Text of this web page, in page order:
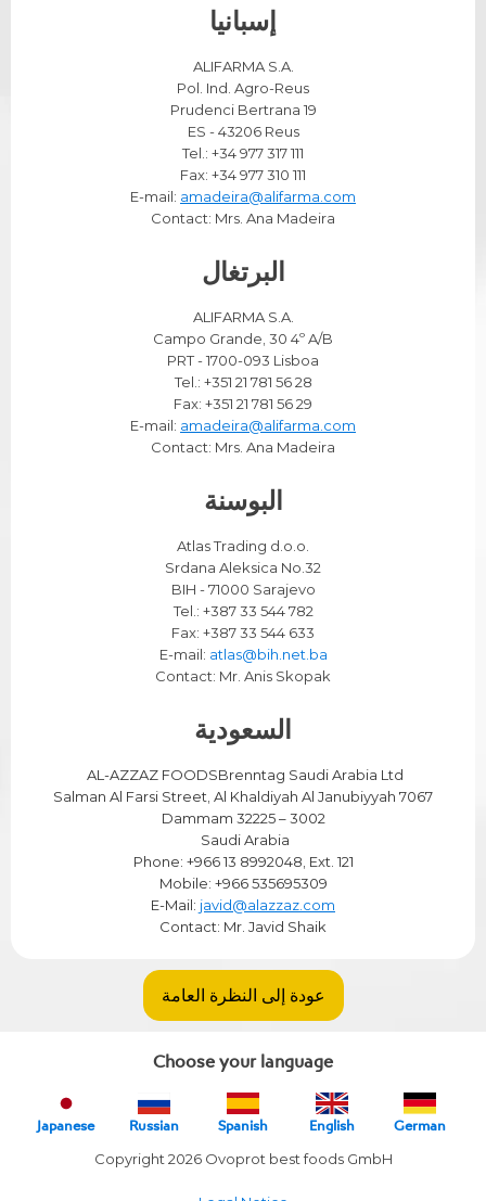
إسبانيا
.ALIFARMA S.A
Pol. Ind. Agro-Reus
Prudenci Bertrana 19
ES - 43206 Reus
Tel.: +34 977 317 111
Fax: +34 977 310 111
E-mail: amadeira@alifarma.com
Contact: Mrs. Ana Madeira
البرتغال
.ALIFARMA S.A
Campo Grande, 30 4º A/B
PRT - 1700-093 Lisboa
Tel.: +351 21 781 56 28
Fax: +351 21 781 56 29
E-mail: amadeira@alifarma.com
Contact: Mrs. Ana Madeira
البوسنة
Srdana Aleksica No.32
BIH - 71000 Sarajevo
Tel.: +387 33 544 782
Fax: +387 33 544 633
E-mail: atlas@bih.net.ba
Contact: Mr. Anis Skopak
السعودية
AL-AZZAZ FOODSBrenntag Saudi Arabia Ltd
7067 Salman Al Farsi Street, Al Khaldiyah Al Janubiyyah
Dammam 32225 – 3002
Saudi Arabia
Phone: +966 13 8992048, Ext. 121
Mobile: +966 535695309
E-Mail: javid@alazzaz.com
Contact: Mr. Javid Shaik
عودة إلى النظرة العامة
Choose your language
German
English
Spanish
Russian
Japanese
Copyright 2026 Ovoprot best foods GmbH